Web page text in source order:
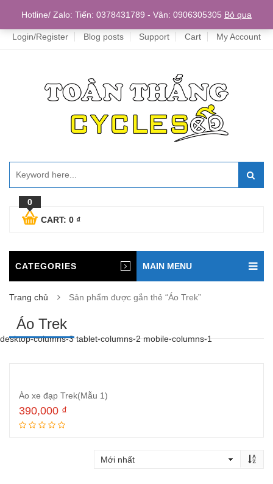
Home
Login/Register Blog posts Support Cart My Account
0
CART: 0 ₫
CATEGORIES MAIN MENU
Trang chủ Sản phẩm được gắn thẻ “Áo Trek”
Áo Trek
desktop-columns-3 tablet-columns-2 mobile-columns-1
Áo xe đạp Trek(Mẫu 1)
390,000 ₫
Hotline/ Zalo: Tiến: 0378431789 - Vân: 0906305305 Bỏ qua